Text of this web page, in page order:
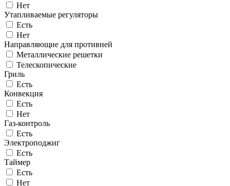
Нет
Утапливаемые регуляторы
Есть
Нет
Направляющие для противней
Металлические решетки
Телескопические
Гриль
Есть
Конвекция
Есть
Нет
Газ-контроль
Есть
Электроподжиг
Есть
Таймер
Есть
Нет